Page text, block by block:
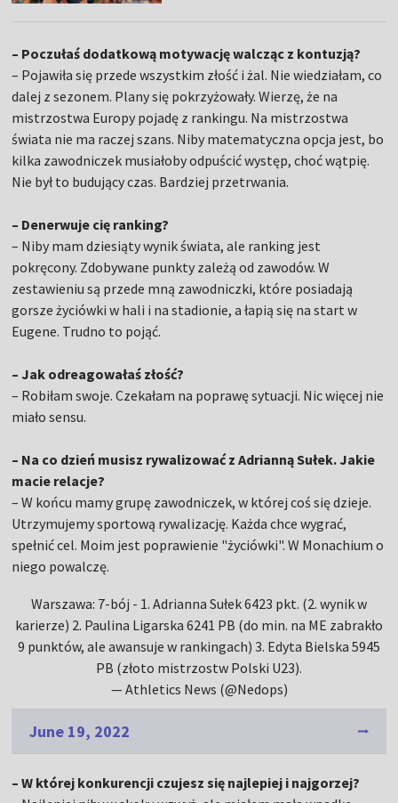
– Poczułaś dodatkową motywację walcząc z kontuzją?
– Pojawiła się przede wszystkim złość i żal. Nie wiedziałam, co
dalej z sezonem. Plany się pokrzyżowały. Wierzę, że na
mistrzostwa Europy pojadę z rankingu. Na mistrzostwa
świata nie ma raczej szans. Niby matematyczna opcja jest, bo
kilka zawodniczek musiałoby odpuścić występ, choć wątpię.
Nie był to budujący czas. Bardziej przetrwania.
– Denerwuje cię ranking?
– Niby mam dziesiąty wynik świata, ale ranking jest
pokręcony. Zdobywane punkty zależą od zawodów. W
zestawieniu są przede mną zawodniczki, które posiadają
gorsze życiówki w hali i na stadionie, a łapią się na start w
Eugene. Trudno to pojąć.
– Jak odreagowałaś złość?
– Robiłam swoje. Czekałam na poprawę sytuacji. Nic więcej nie
miało sensu.
– Na co dzień musisz rywalizować z Adrianną Sułek. Jakie
macie relacje?
– W końcu mamy grupę zawodniczek, w której coś się dzieje.
Utrzymujemy sportową rywalizację. Każda chce wygrać,
spełnić cel. Moim jest poprawienie "życiówki". W Monachium o
niego powalczę.
Warszawa: 7-bój - 1. Adrianna Sułek 6423 pkt. (2. wynik w
karierze) 2. Paulina Ligarska 6241 PB (do min. na ME zabrakło
9 punktów, ale awansuje w rankingach) 3. Edyta Bielska 5945
PB (złoto mistrzostw Polski U23).
— Athletics News (@Nedops)
June 19, 2022
– W której konkurencji czujesz się najlepiej i najgorzej?